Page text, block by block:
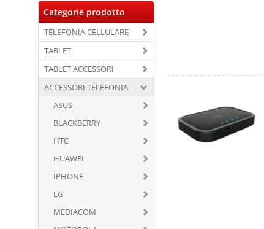
Categorie prodotto
TELEFONIA CELLULARE
TABLET
TABLET ACCESSORI
ACCESSORI TELEFONIA
ASUS
BLACKBERRY
HTC
HUAWEI
IPHONE
LG
MEDIACOM